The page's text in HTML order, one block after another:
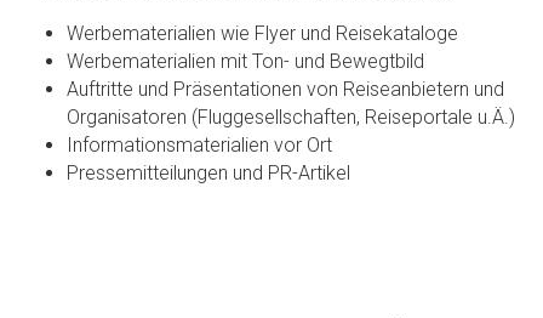
Werbematerialien wie Flyer und Reisekataloge
Werbematerialien mit Ton- und Bewegtbild
Auftritte und Präsentationen von Reiseanbietern und
Organisatoren (Fluggesellschaften, Reiseportale u.Ä.)
Informationsmaterialien vor Ort
Pressemitteilungen und PR-Artikel